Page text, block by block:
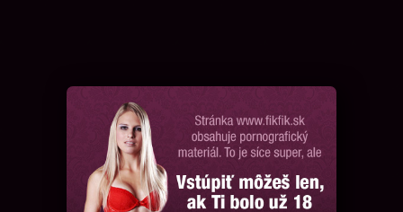
Chcem ďalšie videá, prosím